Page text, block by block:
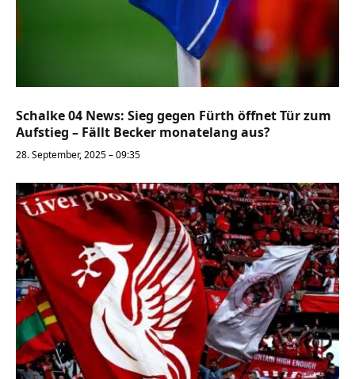
Schalke 04 News: Sieg gegen Fürth öffnet Tür zum
Aufstieg – Fällt Becker monatelang aus?
28. September, 2025 – 09:35